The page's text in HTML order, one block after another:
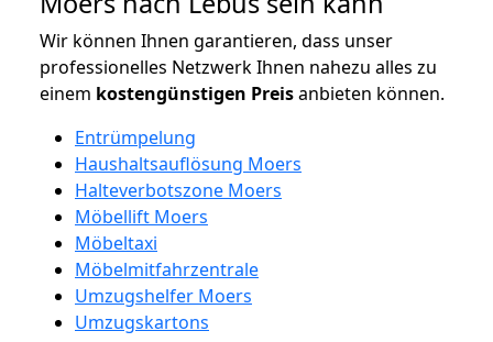
Wir können Ihnen garantieren, dass unser
professionelles Netzwerk Ihnen nahezu alles zu
einem kostengünstigen Preisanbieten können.
Entrümpelung
Haushaltsauflösung Moers
Halteverbotszone Moers
Möbellift Moers
Möbeltaxi
Möbelmitfahrzentrale
Umzugshelfer Moers
Umzugskartons